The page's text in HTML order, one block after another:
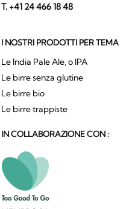
T. +41 24 466 18 48
I NOSTRI PRODOTTI PER TEMA
Le India Pale Ale, o IPA
Le birre senza glutine
Le birre bio
Le birre trappiste
IN COLLABORAZIONE CON :